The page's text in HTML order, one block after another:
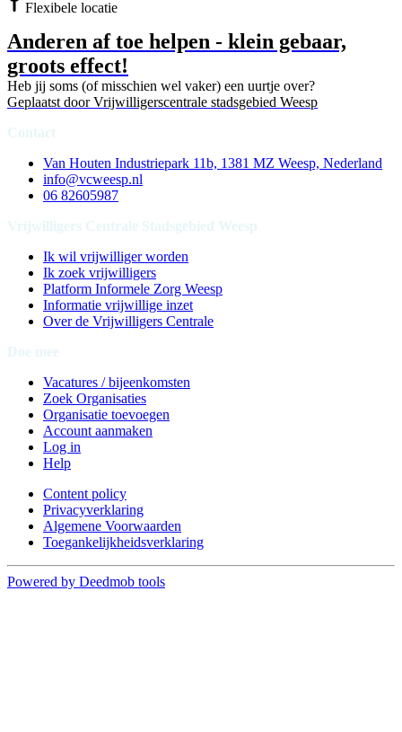
Flexibele locatie
Anderen af toe helpen - klein gebaar,
groots effect!
Heb jij soms (of misschien wel vaker) een uurtje over?
Geplaatst door Vrijwilligerscentrale stadsgebied Weesp
Van Houten Industriepark 11b, 1381 MZ Weesp, Nederland
info@vcweesp.nl
06 82605987
Ik wil vrijwilliger worden
Ik zoek vrijwilligers
Platform Informele Zorg Weesp
Informatie vrijwillige inzet
Over de Vrijwilligers Centrale
Vacatures / bijeenkomsten
Zoek Organisaties
Organisatie toevoegen
Account aanmaken
Log in
Help
Content policy
Privacyverklaring
Algemene Voorwaarden
Toegankelijkheidsverklaring
Powered by Deedmob tools